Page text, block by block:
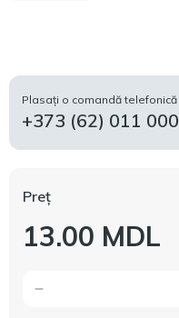
Plasați o comandă telefonică
+373 (62) 011 000
Preț
13.00 MDL